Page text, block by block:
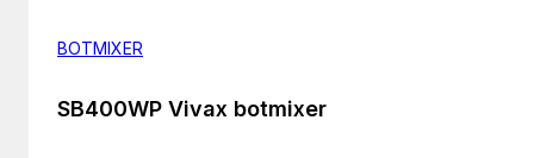
BOTMIXER
SB400WP Vivax botmixer